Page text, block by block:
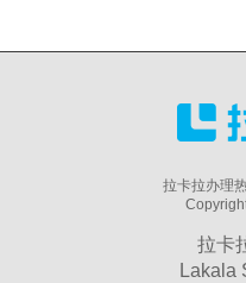
拉卡拉办理
拉卡
Lakala